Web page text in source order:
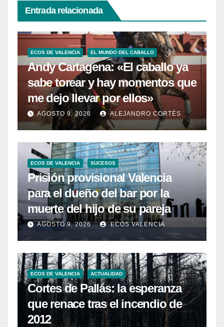
Entrada relacionada
ECOS DE VALENCIA EL MUNDO DEL CABALLO
Andy Cartagena: «El caballo ya
sabe torear y hay momentos que
me dejo llevar por ellos»
AGOSTO 9, 2026 ALEJANDRO CORTÉS
ECOS DE VALENCIA SUCESOS
Prisión provisional Valencia
para el dueño del bar por la
muerte del hijo de su pareja
AGOSTO 9, 2026 ECOS VALENCIA
ECOS DE VALENCIA ACTUALIDAD
Cortes de Pallás: la esperanza
que renace tras el incendio de
2012